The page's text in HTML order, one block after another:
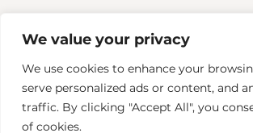
We value your privacy
We use cookies to enhance your
serve personalized ads or content, and
traffic. By clicking "Accept All", you
of cookies.